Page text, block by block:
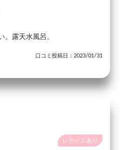
。露天水風呂。
口コミ投稿日：2023/01/31
レディスあり